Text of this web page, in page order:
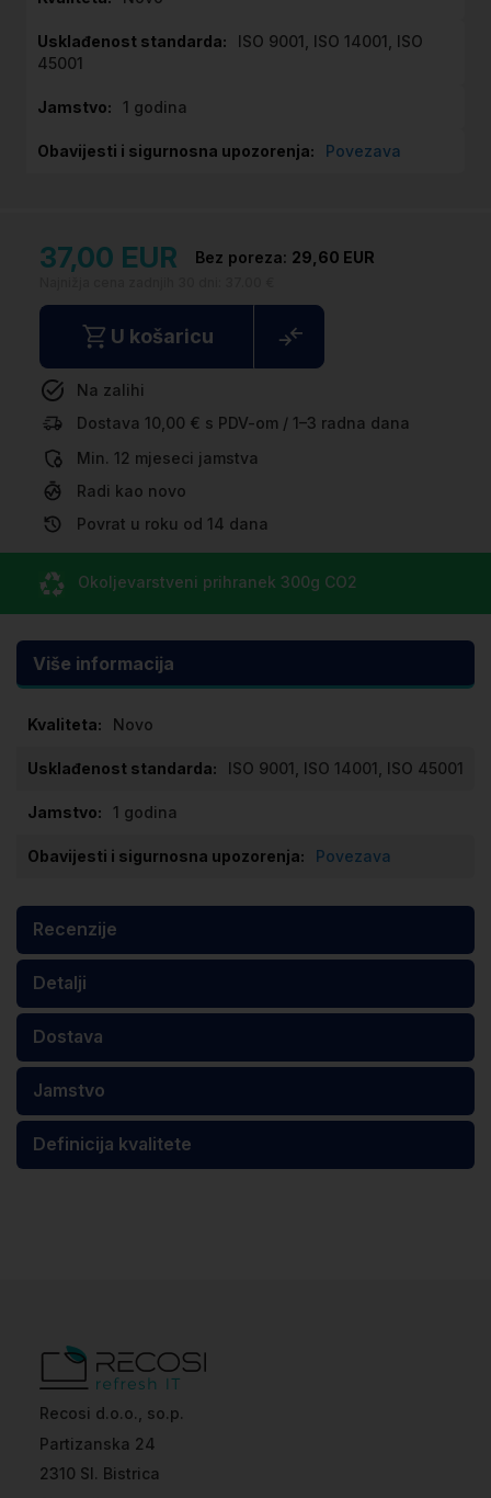
informacija
ISO 9001, ISO 14001, ISO
45001
1 godina
Povezava
37,00 EUR 29,60 EUR
U košaricu
Na zalihi
Dostava 10,00 € s PDV-om / 1–3 radna dana
Min. 12 mjeseci jamstva
Radi kao novo
Povrat u roku od 14 dana
Okoljevarstveni prihranek 300g CO2
Više informacija
informacija
Novo
ISO 9001, ISO 14001, ISO 45001
1 godina
Povezava
Recenzije
Detalji
Dostava
Jamstvo
Definicija kvalitete
Recosi d.o.o., so.p.
Partizanska 24
2310 Sl. Bistrica